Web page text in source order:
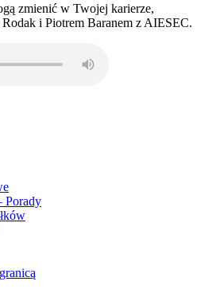
zmienić w Twojej karierze,
i Piotrem Baranem z AIESEC.
Porady